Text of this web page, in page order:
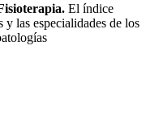
El índice
las especialidades de los